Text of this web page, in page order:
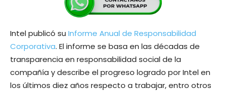
Intel publicó su Informe Anual de Responsabilidad
Corporativa. El informe se basa en las décadas de
transparencia en responsabilidad social de la
compañía y describe el progreso logrado por Intel en
los últimos diez años respecto a trabajar, entro otros